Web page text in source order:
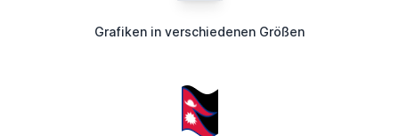
Grafiken in verschiedenen Größen